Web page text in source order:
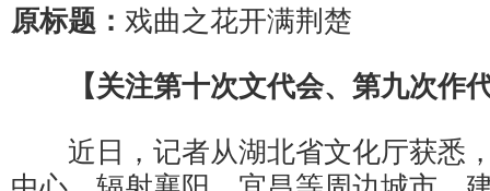
原标题： 戏曲之花开满荆楚
【关注第十次文代会、第九次作
近日，记者从湖北省文化厅获悉